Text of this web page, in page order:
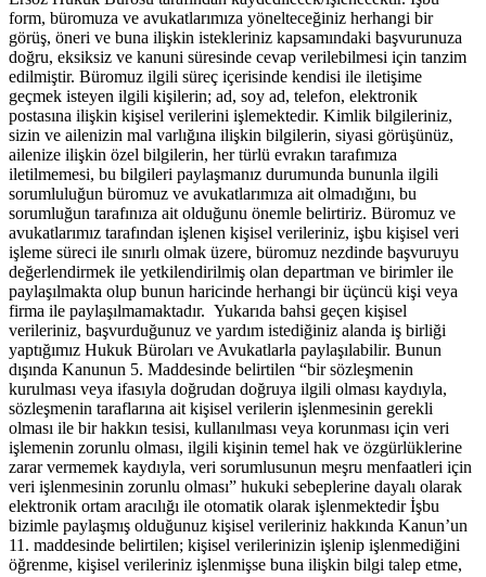
form, büromuza ve avukatlarımıza yönelteceğiniz herhangi bir
görüş, öneri ve buna ilişkin istekleriniz kapsamındaki başvurunuza
doğru, eksiksiz ve kanuni süresinde cevap verilebilmesi için tanzim
edilmiştir. Büromuz ilgili süreç içerisinde kendisi ile iletişime
geçmek isteyen ilgili kişilerin; ad, soy ad, telefon, elektronik
postasına ilişkin kişisel verilerini işlemektedir. Kimlik bilgileriniz,
sizin ve ailenizin mal varlığına ilişkin bilgilerin, siyasi görüşünüz,
ailenize ilişkin özel bilgilerin, her türlü evrakın tarafımıza
iletilmemesi, bu bilgileri paylaşmanız durumunda bununla ilgili
sorumluluğun büromuz ve avukatlarımıza ait olmadığını, bu
sorumluğun tarafınıza ait olduğunu önemle belirtiriz. Büromuz ve
avukatlarımız tarafından işlenen kişisel verileriniz, işbu kişisel veri
işleme süreci ile sınırlı olmak üzere, büromuz nezdinde başvuruyu
değerlendirmek ile yetkilendirilmiş olan departman ve birimler ile
paylaşılmakta olup bunun haricinde herhangi bir üçüncü kişi veya
firma ile paylaşılmamaktadır. Yukarıda bahsi geçen kişisel
verileriniz, başvurduğunuz ve yardım istediğiniz alanda iş birliği
yaptığımız Hukuk Büroları ve Avukatlarla paylaşılabilir. Bunun
dışında Kanunun 5. Maddesinde belirtilen “bir sözleşmenin
kurulması veya ifasıyla doğrudan doğruya ilgili olması kaydıyla,
sözleşmenin taraflarına ait kişisel verilerin işlenmesinin gerekli
olması ile bir hakkın tesisi, kullanılması veya korunması için veri
işlemenin zorunlu olması, ilgili kişinin temel hak ve özgürlüklerine
zarar vermemek kaydıyla, veri sorumlusunun meşru menfaatleri için
veri işlenmesinin zorunlu olması” hukuki sebeplerine dayalı olarak
elektronik ortam aracılığı ile otomatik olarak işlenmektedir İşbu
bizimle paylaşmış olduğunuz kişisel verileriniz hakkında Kanun’un
11. maddesinde belirtilen; kişisel verilerinizin işlenip işlenmediğini
öğrenme, kişisel verileriniz işlenmişse buna ilişkin bilgi talep etme,